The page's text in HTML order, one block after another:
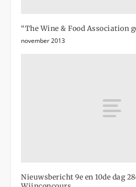
“The Wine & Food Association
november 2013
Nieuwsbericht 9e en 10de dag